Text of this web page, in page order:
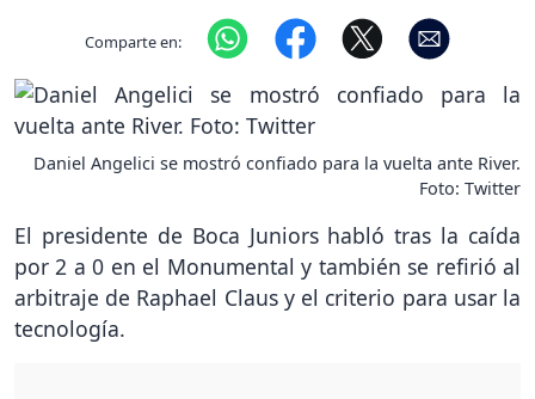
Comparte en:
Daniel Angelici se mostró confiado para la vuelta ante River.
Foto: Twitter
El presidente de Boca Juniors habló tras la caída
por 2 a 0 en el Monumental y también se refirió al
arbitraje de Raphael Claus y el criterio para usar la
tecnología.